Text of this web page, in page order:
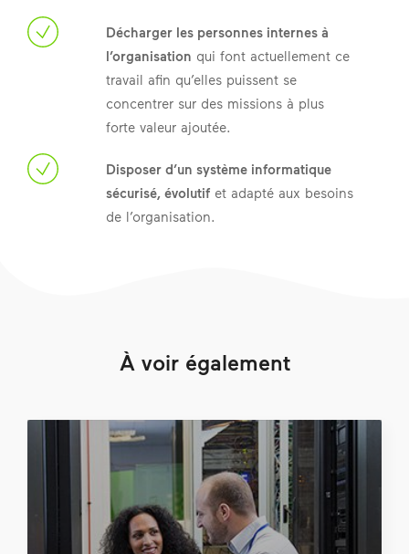
Décharger les personnes internes à
l’organisation qui font actuellement ce
travail afin qu’elles puissent se
concentrer sur des missions à plus
forte valeur ajoutée.
Disposer d’un système informatique
sécurisé, évolutif et adapté aux besoins
de l’organisation.
À voir également